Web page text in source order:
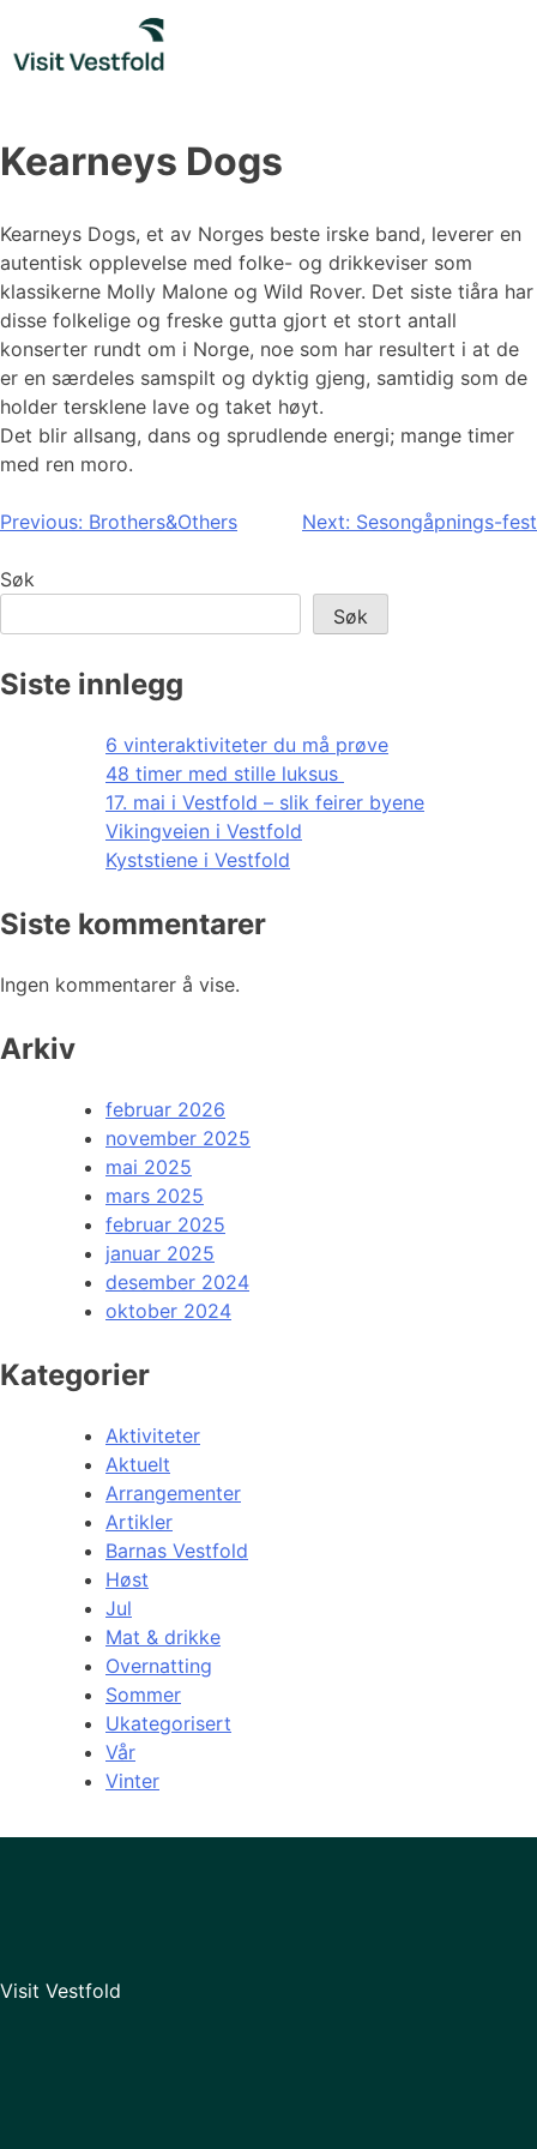
content
Kearneys Dogs
Kearneys Dogs, et av Norges beste irske band, leverer en
autentisk opplevelse med folke- og drikkeviser som
klassikerne Molly Malone og Wild Rover. Det siste tiåra har
disse folkelige og freske gutta gjort et stort antall
konserter rundt om i Norge, noe som har resultert i at de
er en særdeles samspilt og dyktig gjeng, samtidig som de
holder tersklene lave og taket høyt.
Det blir allsang, dans og sprudlende energi; mange timer
med ren moro.
Innleggsnavigasjon
Previous: Brothers&Others Next: Sesongåpnings-fest
Søk
Søk
Siste innlegg
6 vinteraktiviteter du må prøve
48 timer med stille luksus
17. mai i Vestfold – slik feirer byene
Vikingveien i Vestfold
Kyststiene i Vestfold
Siste kommentarer
Ingen kommentarer å vise.
Arkiv
februar 2026
november 2025
mai 2025
mars 2025
februar 2025
januar 2025
desember 2024
oktober 2024
Kategorier
Aktiviteter
Aktuelt
Arrangementer
Artikler
Barnas Vestfold
Høst
Jul
Mat & drikke
Overnatting
Sommer
Ukategorisert
Vår
Vinter
Visit Vestfold